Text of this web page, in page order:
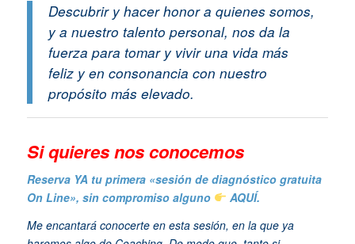
Descubrir y hacer honor a quienes somos,
y a nuestro talento personal, nos da la
fuerza para tomar y vivir una vida más
feliz y en consonancia con nuestro
propósito más elevado.
Si quieres nos conocemos
Reserva YA tu primera «sesión de diagnóstico gratuita
On Line», sin compromiso alguno
AQUÍ.
Me encantará conocerte en esta sesión, en la que ya